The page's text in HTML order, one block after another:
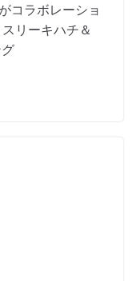
コラボレーショ
リーキハチ＆